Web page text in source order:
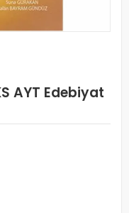
AYT Edebiyat